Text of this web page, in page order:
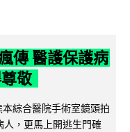
傳 醫護保護病
敬
綜合醫院手術室鏡頭拍
，更馬上開逃生門確